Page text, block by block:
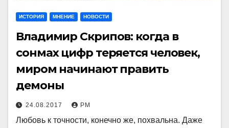
ИСТОРИЯ МНЕНИЕ НОВОСТИ
Владимир Скрипов: когда в
сонмах цифр теряется человек,
миром начинают править
демоны
24.08.2017 РМ
Любовь к точности, конечно же, похвальна. Даже